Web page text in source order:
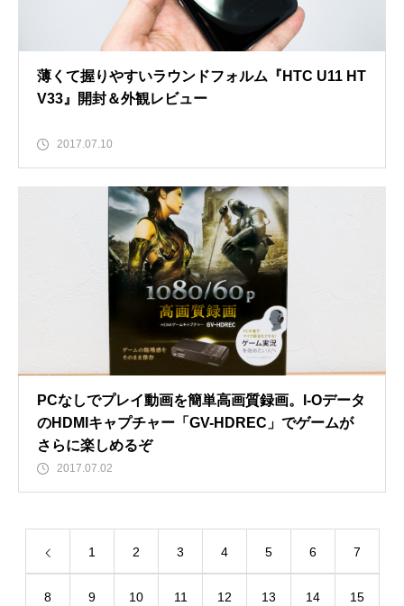
薄くて握りやすいラウンドフォルム『HTC U11 HT
V33』開封＆外観レビュー
2017.07.10
PCなしでプレイ動画を簡単高画質録画。I-Oデータ
のHDMIキャプチャー「GV-HDREC」でゲームが
さらに楽しめるぞ
2017.07.02
1 2 3 4 5 6 7
8 9 10 11 12 13 14 15